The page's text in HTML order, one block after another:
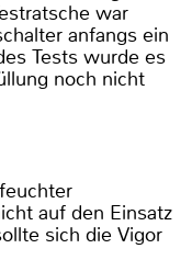
war
anfangs ein
Tests wurde es
noch nicht
auf den Einsatz
sich die Vigor